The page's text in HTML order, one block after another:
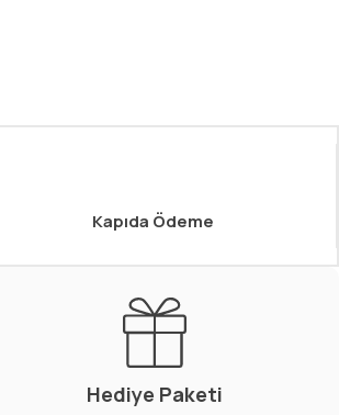
Kapıda Ödeme
Hediye Paketi